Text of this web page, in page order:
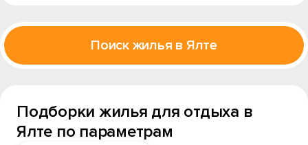
Поиск жилья в Ялте
Подборки жилья для отдыха в
Ялте по параметрам